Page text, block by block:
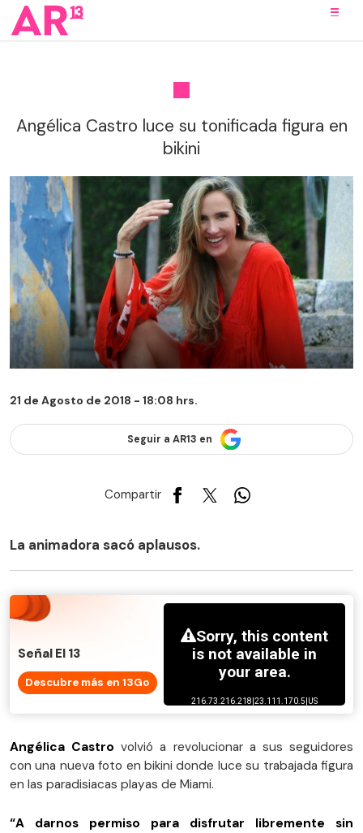
Angélica Castro luce su tonificada figura en
bikini
21 de Agosto de 2018 - 18:08 hrs.
Seguir a AR13 en
Compartir
La animadora sacó aplausos.
Señal El 13
Descubre más en 13Go
Angélica Castrovolvió a revolucionar a sus seguidores
con una nueva foto en bikini donde luce su trabajada figura
en las paradisiacas playas de Miami.
“A darnos permiso para disfrutar libremente sin